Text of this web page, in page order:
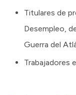
Titulares de
Desempleo,
Guerra del
Trabajadores